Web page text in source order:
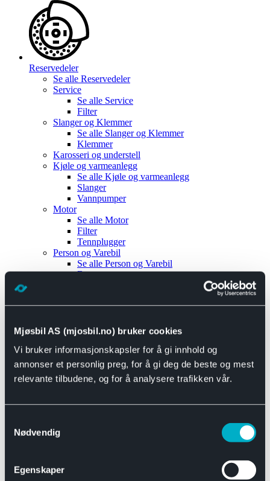
Mjøsbil AS (mjosbil.no) bruker cookies
Vi bruker informasjonskapsler for å gi innhold og
annonser et personlig preg, for å gi deg de beste og mest
relevante tilbudene, og for å analysere trafikken vår.
Nødvendig
Egenskaper
Reservedeler
Se alle Reservedeler
Service
Se alle Service
Filter
Slanger og Klemmer
Se alle Slanger og Klemmer
Klemmer
Karosseri og understell
Kjøle og varmeanlegg
Se alle Kjøle og varmeanlegg
Slanger
Vannpumper
Motor
Se alle Motor
Filter
Tennplugger
Person og Varebil
Se alle Person og Varebil
Brems
Motor og drivverk
Se alle Universal
Bremsedeler
Se alle Bremsedeler
Bremsenippler
Drivline og motor
Se alle Drivline og motor
Eksosanlegg